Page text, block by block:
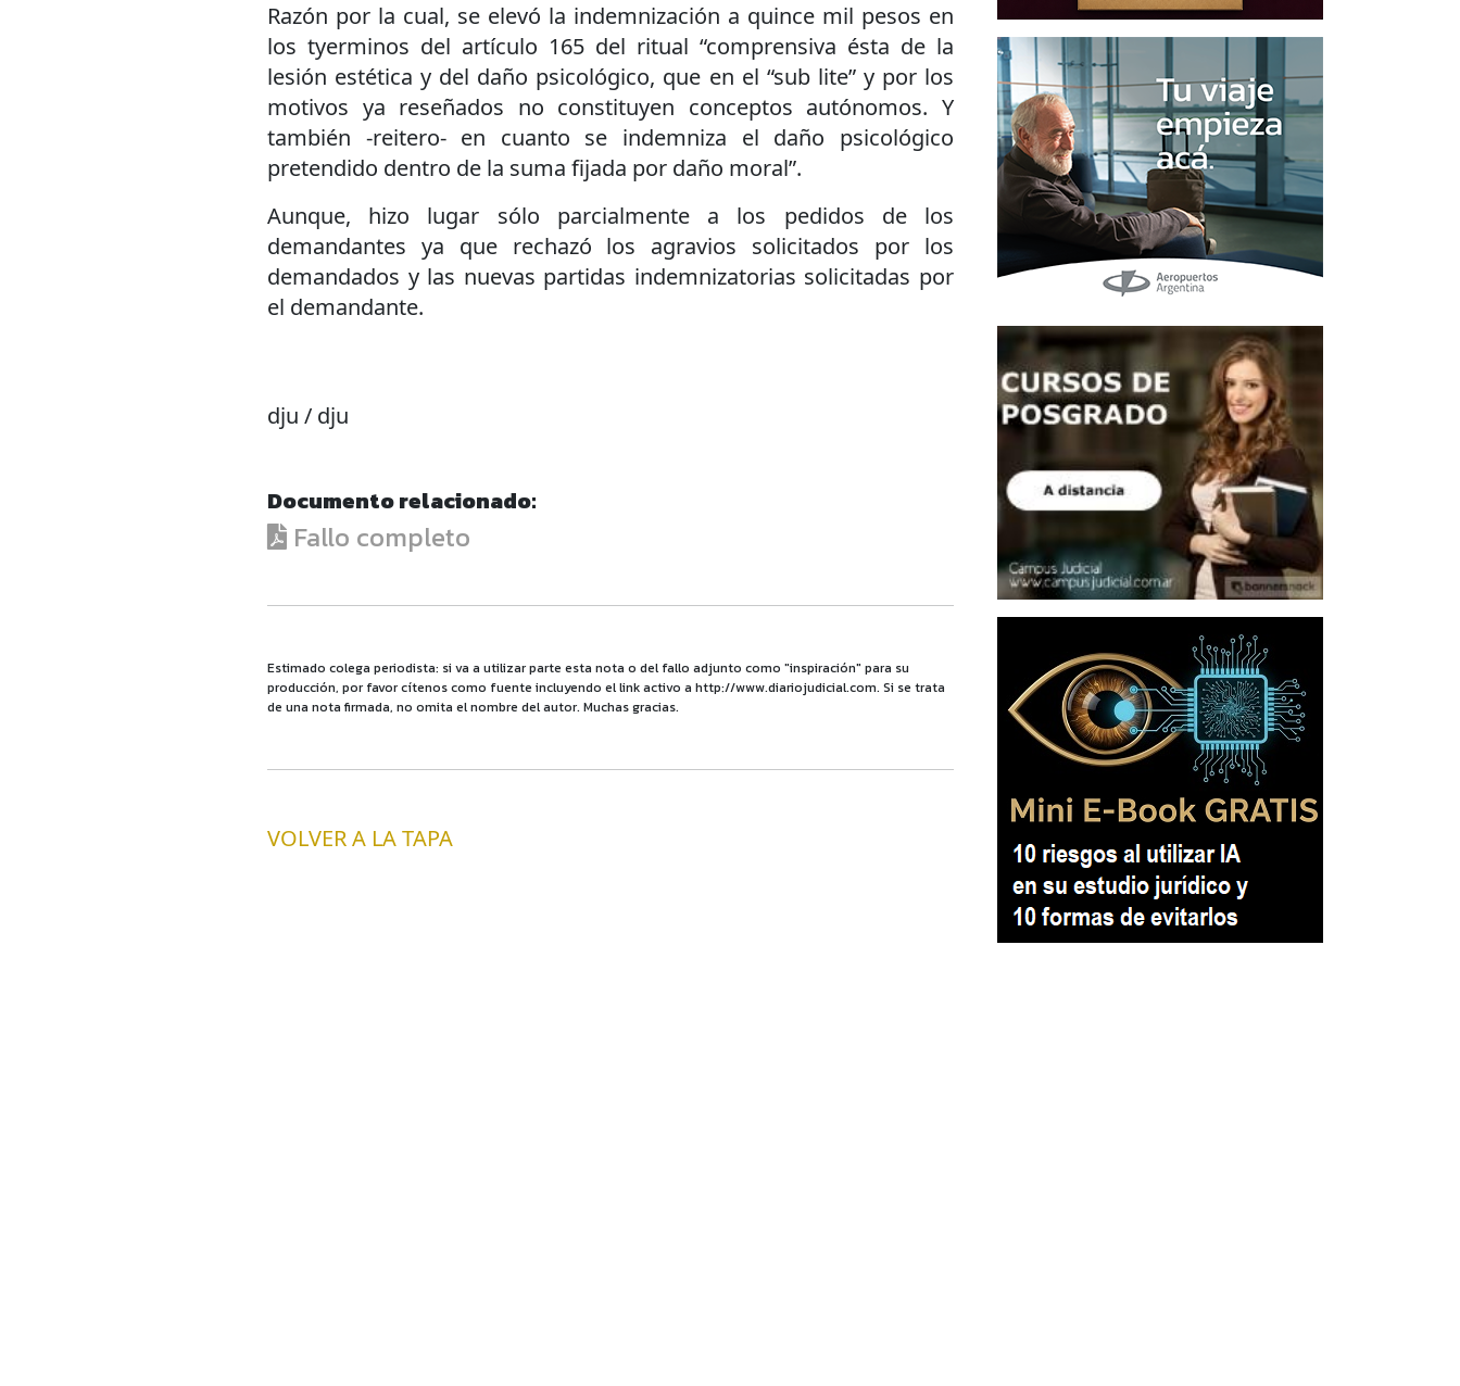
Razón por la cual, se elevó la indemnización a quince mil pesos en
los tyerminos del artículo 165 del ritual “comprensiva ésta de la
lesión estética y del daño psicológico, que en el “sub lite” y por los
motivos ya reseñados no constituyen conceptos autónomos. Y
también -reitero- en cuanto se indemniza el daño psicológico
pretendido dentro de la suma fijada por daño moral”.
Aunque, hizo lugar sólo parcialmente a los pedidos de los
demandantes ya que rechazó los agravios solicitados por los
demandados y las nuevas partidas indemnizatorias solicitadas por
el demandante.
dju / dju
Documento relacionado:
Fallo completo
Estimado colega periodista: si va a utilizar parte esta nota o del fallo adjunto como "inspiración" para su
producción, por favor cítenos como fuente incluyendo el link activo a http://www.diariojudicial.com. Si se trata
de una nota firmada, no omita el nombre del autor. Muchas gracias.
VOLVER A LA TAPA